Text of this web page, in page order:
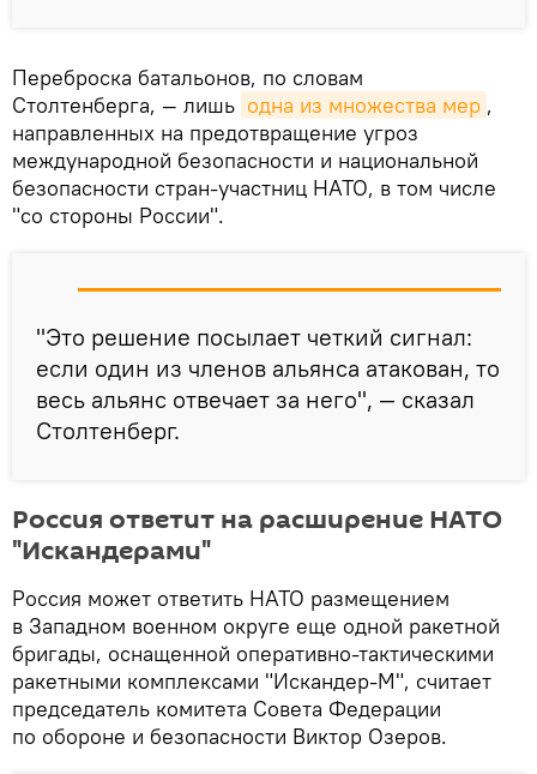
Переброска батальонов, по словам
Столтенберга, — лишь одна из множества мер ,
направленных на предотвращение угроз
международной безопасности и национальной
безопасности стран-участниц НАТО, в том числе
"со стороны России".
"Это решение посылает четкий сигнал:
если один из членов альянса атакован, то
весь альянс отвечает за него", — сказал
Столтенберг.
Россия ответит на расширение НАТО
"Искандерами"
Россия может ответить НАТО размещением
в Западном военном округе еще одной ракетной
бригады, оснащенной оперативно-тактическими
ракетными комплексами "Искандер-М", считает
председатель комитета Совета Федерации
по обороне и безопасности Виктор Озеров.